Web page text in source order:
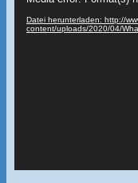
Player
Datei herunterladen: http://
content/uploads/2020/04/